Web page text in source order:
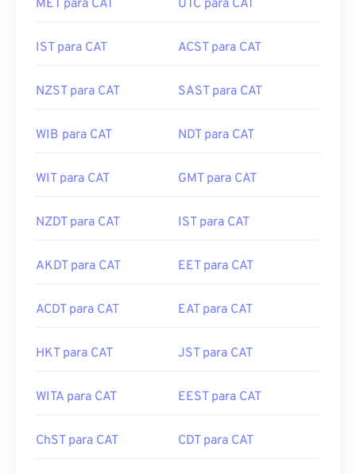
MET para CAT UTC para CAT
IST para CAT ACST para CAT
NZST para CAT SAST para CAT
WIB para CAT NDT para CAT
WIT para CAT GMT para CAT
NZDT para CAT IST para CAT
AKDT para CAT EET para CAT
ACDT para CAT EAT para CAT
HKT para CAT JST para CAT
WITA para CAT EEST para CAT
ChST para CAT CDT para CAT